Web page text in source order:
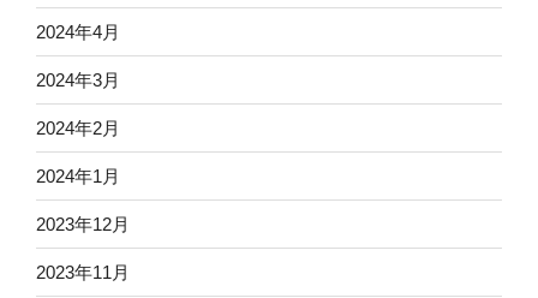
2024年4月
2024年3月
2024年2月
2024年1月
2023年12月
2023年11月